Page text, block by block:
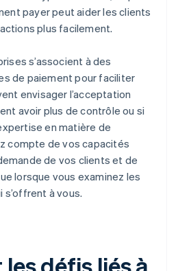
payer peut aider les clients
plus facilement.
s’associent à des
de paiement pour faciliter
envisager l’acceptation
avoir plus de contrôle ou si
en matière de
compte de vos capacités
de vos clients et de
lorsque vous examinez les
à vous.